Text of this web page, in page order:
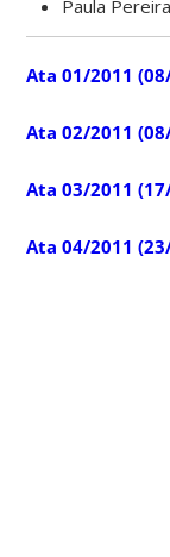
Paula
Ata 01/2011
Ata 02/2011
Ata 03/2011
Ata 04/2011